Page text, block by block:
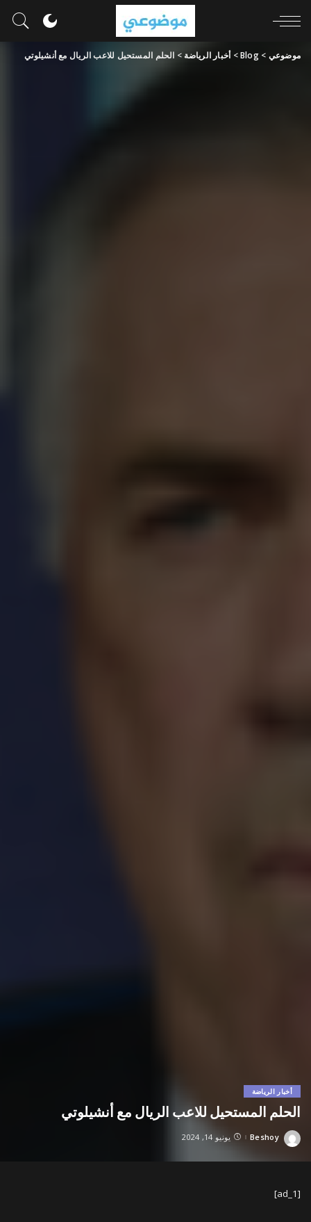
موضوعي >
Blog
> أخبار الرياضة > الحلم المستحيل للاعب الريال مع أنشيلوتي
أخبار الرياضة
الحلم المستحيل للاعب الريال مع أنشيلوتي
Posted
Beshoy يونيو 14, 2024
[ad_1]